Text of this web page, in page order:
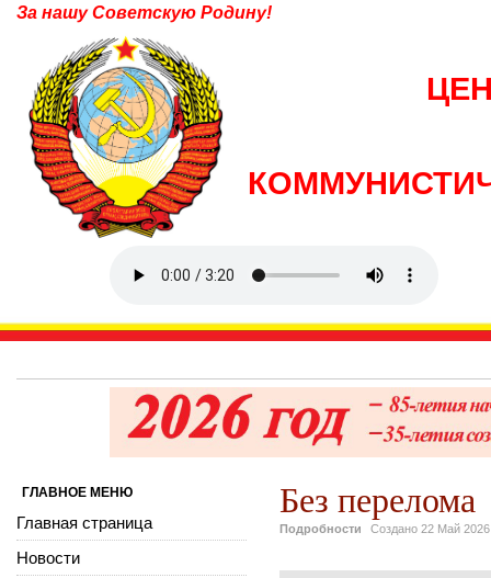
За нашу Советскую Родину!
Без перелома
Подробности Создано 22 Май 2026
ГЛАВНОЕ МЕНЮ
Главная страница
Новости